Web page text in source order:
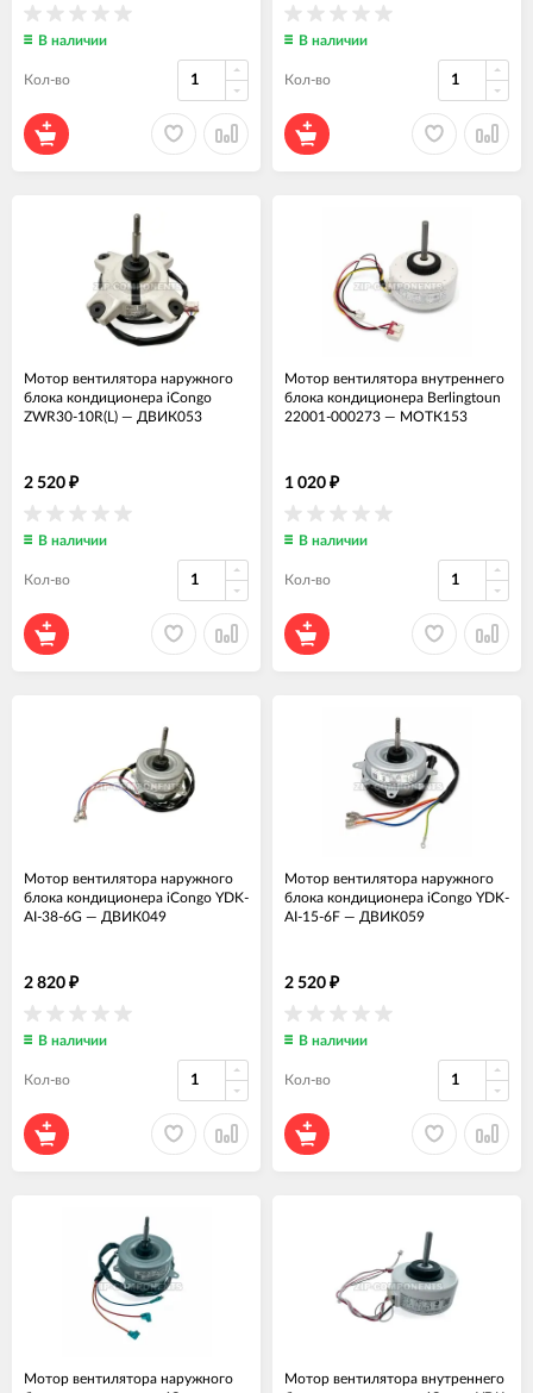
В наличии
Кол-во
В наличии
Кол-во
Мотор вентилятора наружного
блока кондиционера iCongo
ZWR30-10R(L) — ДВИК053
2 520 ₽
В наличии
Кол-во
Мотор вентилятора внутреннего
блока кондиционера Berlingtoun
22001-000273 — МОТК153
1 020 ₽
В наличии
Кол-во
Мотор вентилятора наружного
блока кондиционера iCongo YDK-
AI-38-6G — ДВИК049
2 820 ₽
В наличии
Кол-во
Мотор вентилятора наружного
блока кондиционера iCongo YDK-
AI-15-6F — ДВИК059
2 520 ₽
В наличии
Кол-во
Мотор вентилятора наружного
Мотор вентилятора внутреннего